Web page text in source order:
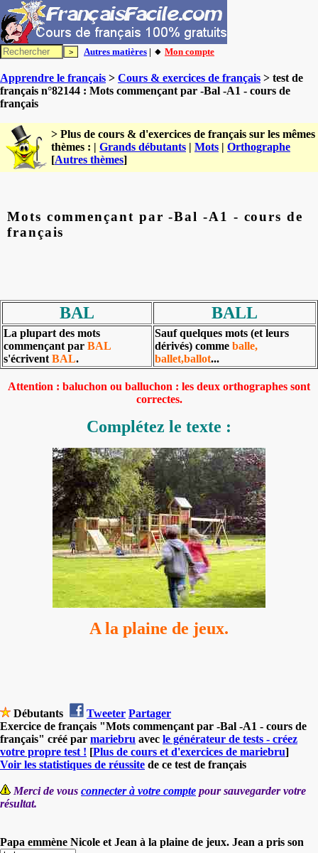
Autres matières | 🔸 Mon compte
Apprendre le français > Cours & exercices de français > test de
français n°82144 : Mots commençant par -Bal -A1 - cours de
français
> Plus de cours & d'exercices de français sur les mêmes
thèmes : | Grands débutants | Mots | Orthographe
[Autres thèmes]
Mots commençant par -Bal -A1 - cours de
français
BAL BALL
La plupart des mots
commençant par BAL
s'écrivent BAL.
Sauf quelques mots (et leurs
dérivés) comme balle,
ballet,ballot...
Attention : baluchon ou balluchon : les deux orthographes sont
correctes.
Complétez le texte :
A la plaine de jeux.
Débutants Tweeter Partager
Exercice de français "Mots commençant par -Bal -A1 - cours de
français" créé par mariebru avec le générateur de tests - créez
votre propre test ! [Plus de cours et d'exercices de mariebru]
Voir les statistiques de réussite de ce test de français
Merci de vous connecter à votre compte pour sauvegarder votre
résultat.
Papa emmène Nicole et Jean à la plaine de jeux. Jean a pris son